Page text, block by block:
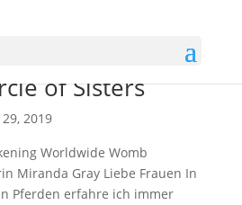
Womb Blessing®
of Sisters
2019
Worldwide Womb
Miranda Gray Liebe Frauen In
Pferden erfahre ich immer